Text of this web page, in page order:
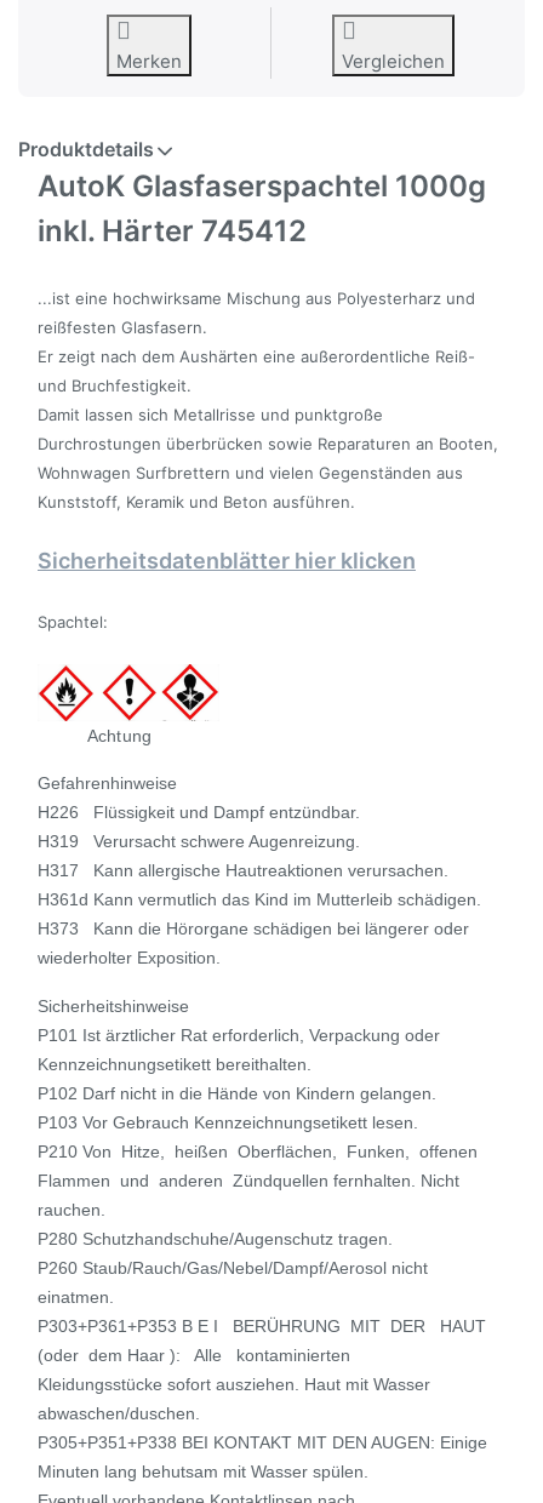
Merken Vergleichen
Produktdetails
AutoK Glasfaserspachtel 1000g
inkl. Härter 745412
...ist eine hochwirksame Mischung aus Polyesterharz und
reißfesten Glasfasern.
Er zeigt nach dem Aushärten eine außerordentliche Reiß-
und Bruchfestigkeit.
Damit lassen sich Metallrisse und punktgroße
Durchrostungen überbrücken sowie Reparaturen an Booten,
Wohnwagen Surfbrettern und vielen Gegenständen aus
Kunststoff, Keramik und Beton ausführen.
Sicherheitsdatenblätter hier klicken
Spachtel:
Achtung
Gefahrenhinweise
H226 Flüssigkeit und Dampf entzündbar.
H319 Verursacht schwere Augenreizung.
H317 Kann allergische Hautreaktionen verursachen.
H361d Kann vermutlich das Kind im Mutterleib schädigen.
H373 Kann die Hörorgane schädigen bei längerer oder
wiederholter Exposition.
Sicherheitshinweise
P101 Ist ärztlicher Rat erforderlich, Verpackung oder
Kennzeichnungsetikett bereithalten.
P102 Darf nicht in die Hände von Kindern gelangen.
P103 Vor Gebrauch Kennzeichnungsetikett lesen.
P210 Von Hitze, heißen Oberflächen, Funken, offenen
Flammen und anderen Zündquellen fernhalten. Nicht
rauchen.
P280 Schutzhandschuhe/Augenschutz tragen.
P260 Staub/Rauch/Gas/Nebel/Dampf/Aerosol nicht
einatmen.
P303+P361+P353 B E I BERÜHRUNG MIT DER HAUT
(oder dem Haar ): Alle kontaminierten
Kleidungsstücke sofort ausziehen. Haut mit Wasser
abwaschen/duschen.
P305+P351+P338 BEI KONTAKT MIT DEN AUGEN: Einige
Minuten lang behutsam mit Wasser spülen.